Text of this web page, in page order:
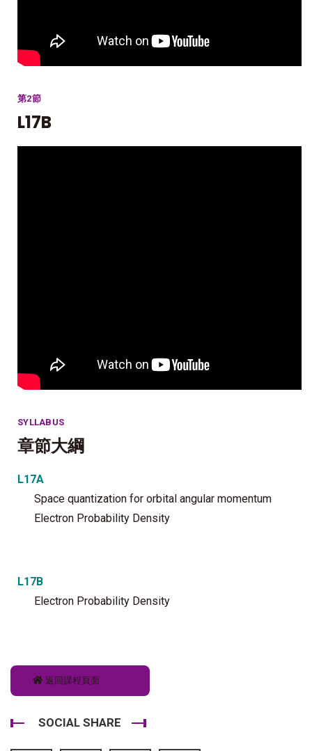
第2節
L17B
SYLLABUS
章節大綱
L17A
Space quantization for orbital angular momentum
Electron Probability Density
L17B
Electron Probability Density
返回課程頁面
SOCIAL SHARE